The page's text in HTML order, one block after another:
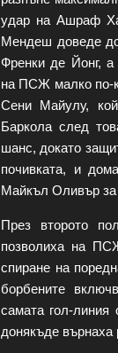
удар на Ашраф
Мендеш доведе
Френки де Йонг,
на ПСЖ малко по-
Сени Майулу,
Баркола след
шанс, докато
почивката, и
Майкъл Оливър за
През второто
позволиха на
спиране на
борбените
самата гол-
донякъде върнаха